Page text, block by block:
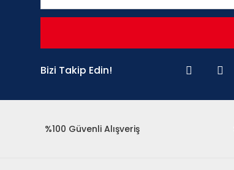
Bizi Takip Edin!
%100 Güvenli Alışveriş